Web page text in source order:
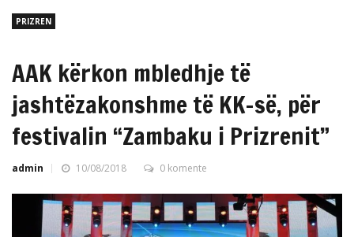
PRIZREN
AAK kërkon mbledhje të
jashtëzakonshme të KK-së, për
festivalin “Zambaku i Prizrenit”
admin 10/08/2018 0 komente